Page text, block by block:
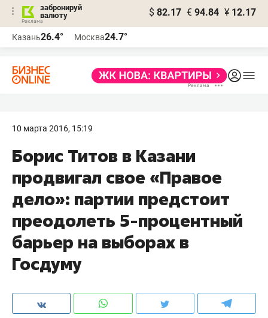
забронируй
валюту
$ 82.17 € 94.84 ¥ 12.17
Казань26.4° Москва24.7°
10 марта 2016, 15:19
Борис Титов в Казани
продвигал свое «Правое
дело»: партии предстоит
преодолеть 5-процентный
барьер на выборах в
Госдуму